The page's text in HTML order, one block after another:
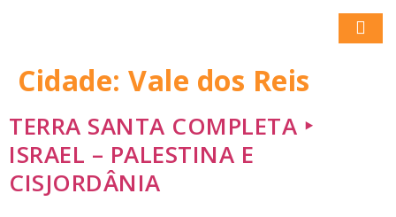
Cidade: Vale dos Reis
TERRA SANTA COMPLETA ‣
ISRAEL – PALESTINA E
CISJORDÂNIA